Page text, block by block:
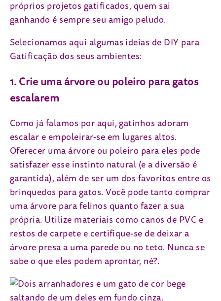
próprios projetos gatificados, quem sai
ganhando é sempre seu amigo peludo.
Selecionamos aqui algumas ideias de DIY para
Gatificação dos seus ambientes:
1. Crie uma árvore ou poleiro para gatos
escalarem
Como já falamos por aqui, gatinhos adoram
escalar e empoleirar-se em lugares altos.
Oferecer uma árvore ou poleiro para eles pode
satisfazer esse instinto natural (e a diversão é
garantida), além de ser um dos favoritos entre os
brinquedos para gatos. Você pode tanto comprar
uma árvore para felinos quanto fazer a sua
própria. Utilize materiais como canos de PVC e
restos de carpete e certifique-se de deixar a
árvore presa a uma parede ou no teto. Nunca se
sabe o que eles podem aprontar, né?.